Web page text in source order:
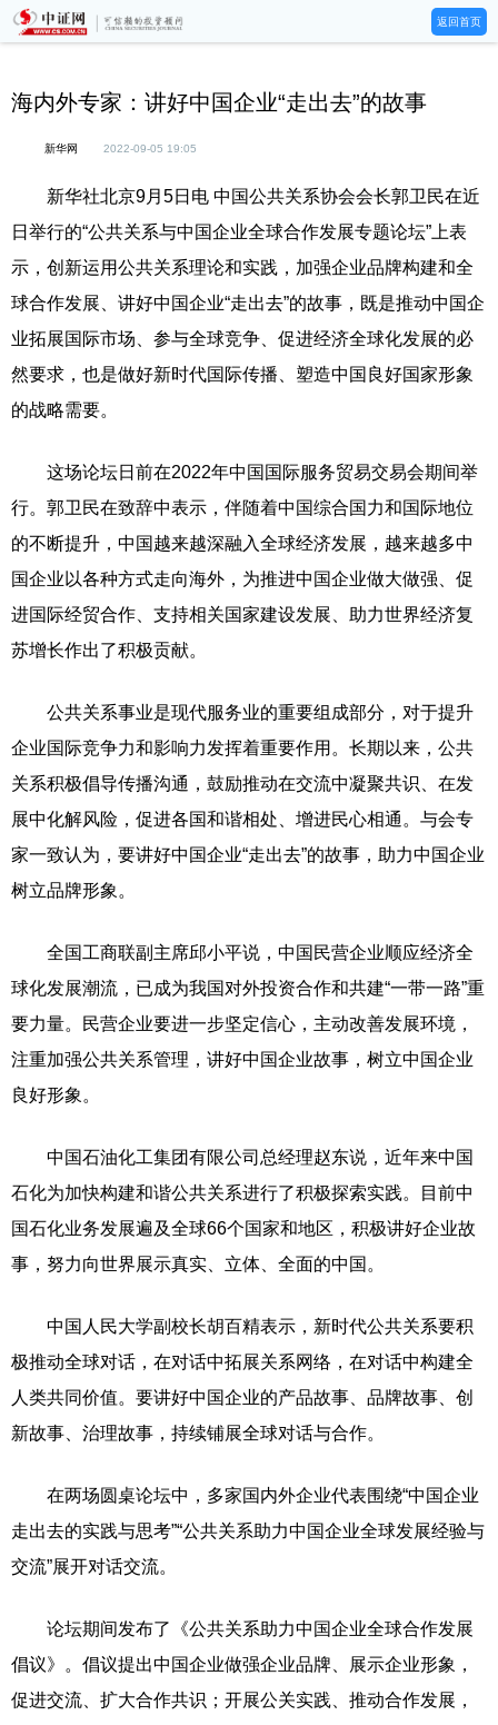
返回首页
海内外专家：讲好中国企业“走出去”的故事
新华网 2022-09-05 19:05
新华社北京9月5日电 中国公共关系协会会长郭卫民在近
日举行的“公共关系与中国企业全球合作发展专题论坛”上表
示，创新运用公共关系理论和实践，加强企业品牌构建和全
球合作发展、讲好中国企业“走出去”的故事，既是推动中国企
业拓展国际市场、参与全球竞争、促进经济全球化发展的必
然要求，也是做好新时代国际传播、塑造中国良好国家形象
的战略需要。
这场论坛日前在2022年中国国际服务贸易交易会期间举
行。郭卫民在致辞中表示，伴随着中国综合国力和国际地位
的不断提升，中国越来越深融入全球经济发展，越来越多中
国企业以各种方式走向海外，为推进中国企业做大做强、促
进国际经贸合作、支持相关国家建设发展、助力世界经济复
苏增长作出了积极贡献。
公共关系事业是现代服务业的重要组成部分，对于提升
企业国际竞争力和影响力发挥着重要作用。长期以来，公共
关系积极倡导传播沟通，鼓励推动在交流中凝聚共识、在发
展中化解风险，促进各国和谐相处、增进民心相通。与会专
家一致认为，要讲好中国企业“走出去”的故事，助力中国企业
树立品牌形象。
全国工商联副主席邱小平说，中国民营企业顺应经济全
球化发展潮流，已成为我国对外投资合作和共建“一带一路”重
要力量。民营企业要进一步坚定信心，主动改善发展环境，
注重加强公共关系管理，讲好中国企业故事，树立中国企业
良好形象。
中国石油化工集团有限公司总经理赵东说，近年来中国
石化为加快构建和谐公共关系进行了积极探索实践。目前中
国石化业务发展遍及全球66个国家和地区，积极讲好企业故
事，努力向世界展示真实、立体、全面的中国。
中国人民大学副校长胡百精表示，新时代公共关系要积
极推动全球对话，在对话中拓展关系网络，在对话中构建全
人类共同价值。要讲好中国企业的产品故事、品牌故事、创
新故事、治理故事，持续铺展全球对话与合作。
在两场圆桌论坛中，多家国内外企业代表围绕“中国企业
走出去的实践与思考”“公共关系助力中国企业全球发展经验与
交流”展开对话交流。
论坛期间发布了《公共关系助力中国企业全球合作发展
倡议》。倡议提出中国企业做强企业品牌、展示企业形象，
促进交流、扩大合作共识；开展公关实践、推动合作发展，